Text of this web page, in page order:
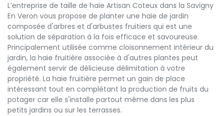
L’entreprise de taille de haie Artisan Coteux dans la Savigny
En Veron vous propose de planter une haie de jardin
composée d'arbres et d'arbustes fruitiers qui est une
solution de séparation à la fois efficace et savoureuse.
Principalement utilisée comme cloisonnement intérieur du
jardin, la haie fruitière associée à d'autres plantes peut
également servir de délicieuse délimitation à votre
propriété. La haie fruitière permet un gain de place
intéressant tout en complétant la production de fruits du
potager car elle s'installe partout même dans les plus
petits jardins ou sur les terrasses.